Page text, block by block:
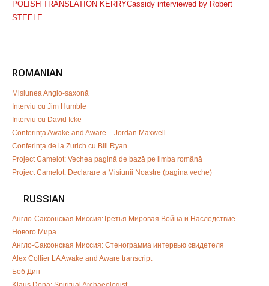
POLISH TRANSLATION KERRYCassidy interviewed by Robert
STEELE
ROMANIAN
Misiunea Anglo-saxonă
Interviu cu Jim Humble
Interviu cu David Icke
Conferința Awake and Aware – Jordan Maxwell
Conferința de la Zurich cu Bill Ryan
Project Camelot: Vechea pagină de bază pe limba română
Project Camelot: Declarare a Misiunii Noastre (pagina veche)
RUSSIAN
Англо-Саксонская Миссия:Третья Мировая Война и Наследствие
Нового Мира
Англо-Саксонская Миссия: Стенограмма интервью свидетеля
Alex Collier LA Awake and Aware transcript
Боб Дин
Klaus Dona: Spiritual Archaeologist